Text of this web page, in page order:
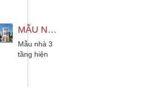
chỉ là bộ
mặt của
ngôi nhà
mà còn...
MẪU NHÀ 3 TẦNG 5X18M HIỆN ĐẠI 3 PHÒNG NGỦ ĐẦY ĐỦ CÔNG NĂNG NHẤT
Mẫu nhà 3
tầng hiện
thành lựa